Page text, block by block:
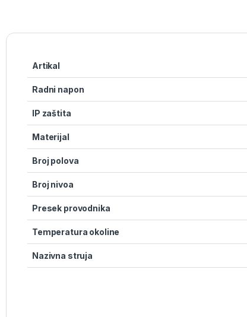
Artikal
Radni napon
IP zaštita
Materijal
Broj polova
Broj nivoa
Presek provodnika
Temperatura okoline
Nazivna struja